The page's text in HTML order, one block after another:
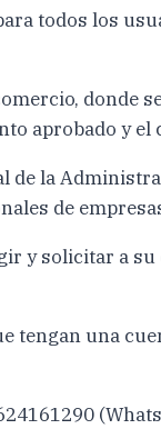
todos los
donde
aprobado y
la
de
y solicitar a
tengan una